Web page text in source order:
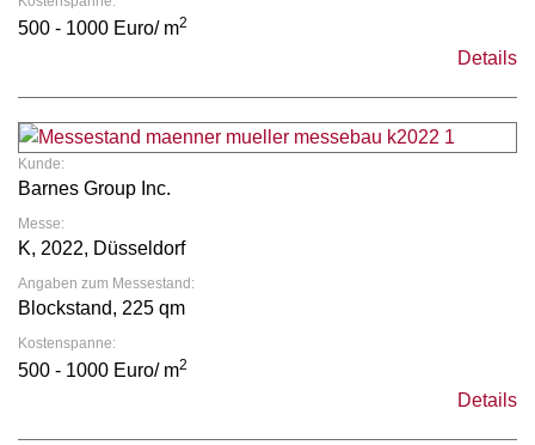
500 - 1000 Euro/ m2
Details
Kunde:
Barnes Group Inc.
Messe:
K, 2022, Düsseldorf
Angaben zum Messestand:
Blockstand, 225 qm
Kostenspanne:
500 - 1000 Euro/ m2
Details